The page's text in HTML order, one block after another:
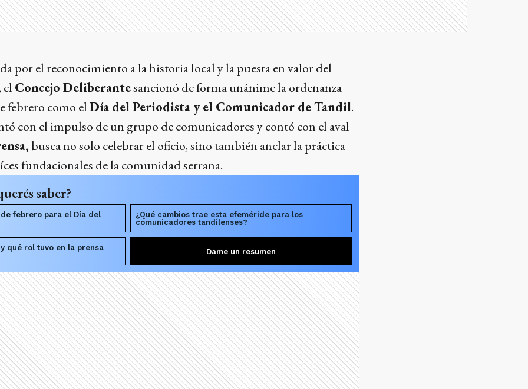
por el reconocimiento a la historia local y la puesta en valor del
Concejo Deliberantesancionó de forma unánime la ordenanza
febrero como elDía del Periodista y el Comunicador de Tandil.
con el impulso de un grupo de comunicadores y contó con el aval
busca no solo celebrar el oficio, sino también anclar la práctica
fundacionales de la comunidad serrana.
saber?
febrero para el Día del
¿Qué cambios trae esta efeméride para los
comunicadores tandilenses?
qué rol tuvo en la prensa Dame un resumen